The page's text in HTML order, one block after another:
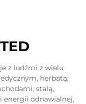
z ludźmi z wielu
herbatą,
stalą,
energii odnawialnej,